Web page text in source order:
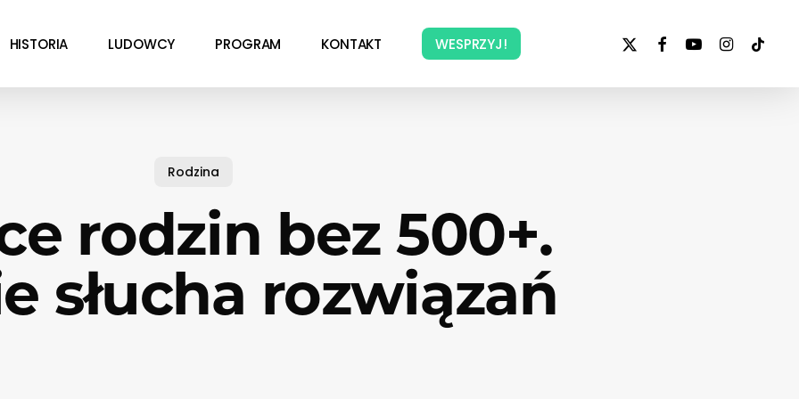
HISTORIA LUDOWCY PROGRAM KONTAKT WESPRZYJ!
x-
facebookyoutubeinstagram
tiktok
Rodzina
rodzin bez 500+.
słucha rozwiązań